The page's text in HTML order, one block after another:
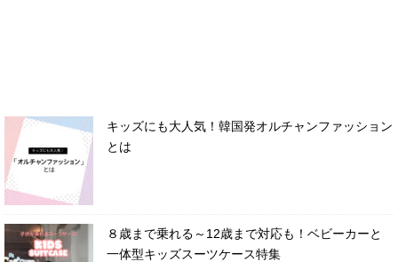
キッズにも大人気！韓国発オルチャンファッション
とは
８歳まで乗れる～12歳まで対応も！ベビーカーと
一体型キッズスーツケース特集